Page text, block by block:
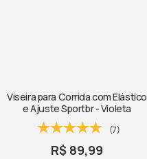
Viseira para Corrida com Elástico
e Ajuste Sportbr - Violeta
(7)
R$ 89,99